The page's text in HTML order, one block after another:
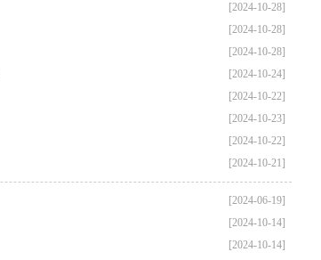
[2024-10-28]
[2024-10-28]
[2024-10-28]
[2024-10-24]
[2024-10-22]
[2024-10-23]
[2024-10-22]
[2024-10-21]
[2024-06-19]
[2024-10-14]
[2024-10-14]